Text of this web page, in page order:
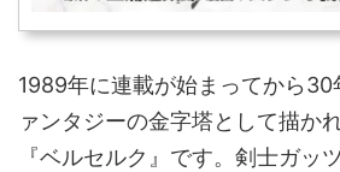
1989年に連載が始まってから30
ァンタジーの金字塔として描か
『ベルセルク』です。剣士ガッ